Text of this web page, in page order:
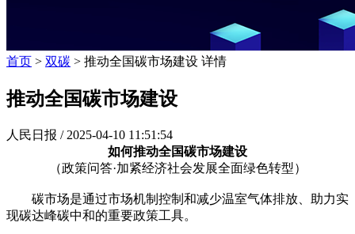
首页 > 双碳 > 推动全国碳市场建设 详情
推动全国碳市场建设
人民日报 / 2025-04-10 11:51:54
如何推动全国碳市场建设
（政策问答·加紧经济社会发展全面绿色转型）
碳市场是通过市场机制控制和减少温室气体排放、助力实
现碳达峰碳中和的重要政策工具。